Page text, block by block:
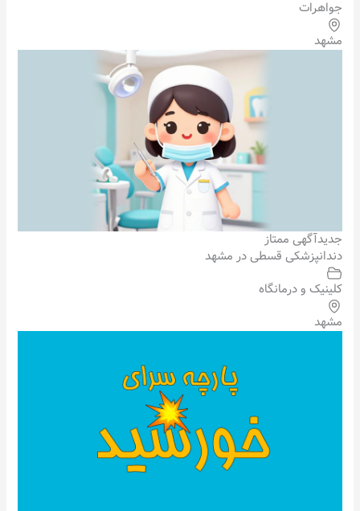
جواهرات
مشهد
جدیدآگهی ممتاز
دندانپزشکی قسطی در مشهد
کلینیک و درمانگاه
مشهد